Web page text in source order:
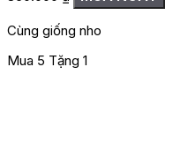
Cùng giống nho
Mua 5 Tặng 1